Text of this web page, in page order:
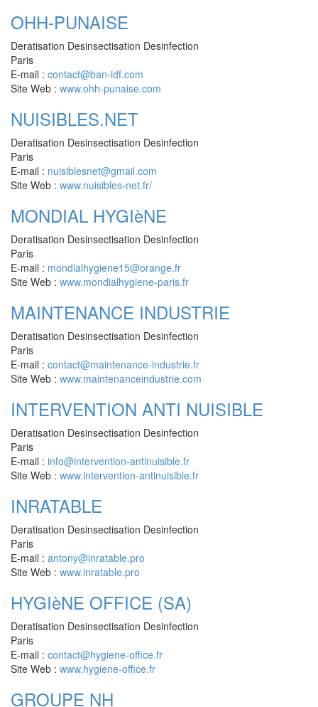
OHH-PUNAISE
Deratisation Desinsectisation Desinfection
Paris
E-mail : contact@ban-idf.com
Site Web : www.ohh-punaise.com
NUISIBLES.NET
Deratisation Desinsectisation Desinfection
Paris
E-mail : nuisiblesnet@gmail.com
Site Web : www.nuisibles-net.fr/
MONDIAL HYGIèNE
Deratisation Desinsectisation Desinfection
Paris
E-mail : mondialhygiene15@orange.fr
Site Web : www.mondialhygiene-paris.fr
MAINTENANCE INDUSTRIE
Deratisation Desinsectisation Desinfection
Paris
E-mail : contact@maintenance-industrie.fr
Site Web : www.maintenanceindustrie.com
INTERVENTION ANTI NUISIBLE
Deratisation Desinsectisation Desinfection
Paris
E-mail : info@intervention-antinuisible.fr
Site Web : www.intervention-antinuisible.fr
INRATABLE
Deratisation Desinsectisation Desinfection
Paris
E-mail : antony@inratable.pro
Site Web : www.inratable.pro
HYGIèNE OFFICE (SA)
Deratisation Desinsectisation Desinfection
Paris
E-mail : contact@hygiene-office.fr
Site Web : www.hygiene-office.fr
GROUPE NH